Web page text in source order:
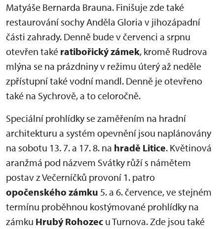
Matyáše Bernarda Brauna. Finišuje zde také
restaurování sochy Anděla Gloria v jihozápadní
části zahrady. Denně bude v červenci a srpnu
otevřen také ratibořický zámek, kromě Rudrova
mlýna se na prázdniny v režimu úterý až neděle
zpřístupní také vodní mandl. Denně je otevřeno
také na Sychrově, a to celoročně.
Speciální prohlídky se zaměřením na hradní
architekturu a systém opevnění jsou naplánovány
na sobotu 13. 7. a 17. 8. na hradě Litice. Květinová
aranžmá pod názvem Svátky růží s námětem
postav z Večerníčků provoní 1. patro
opočenského zámku 5. a 6. července, ve stejném
termínu proběhnou kostýmované prohlídky na
zámku Hrubý Rohozec u Turnova. Zde jsou také